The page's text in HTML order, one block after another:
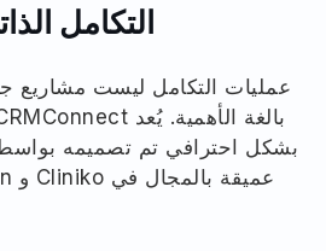
التكامل
عمليات التكامل ليست مشاريع
بشكل احترافي تم تصميمه
عميقة بالمجال في Cliniko و ActiveCampaign.